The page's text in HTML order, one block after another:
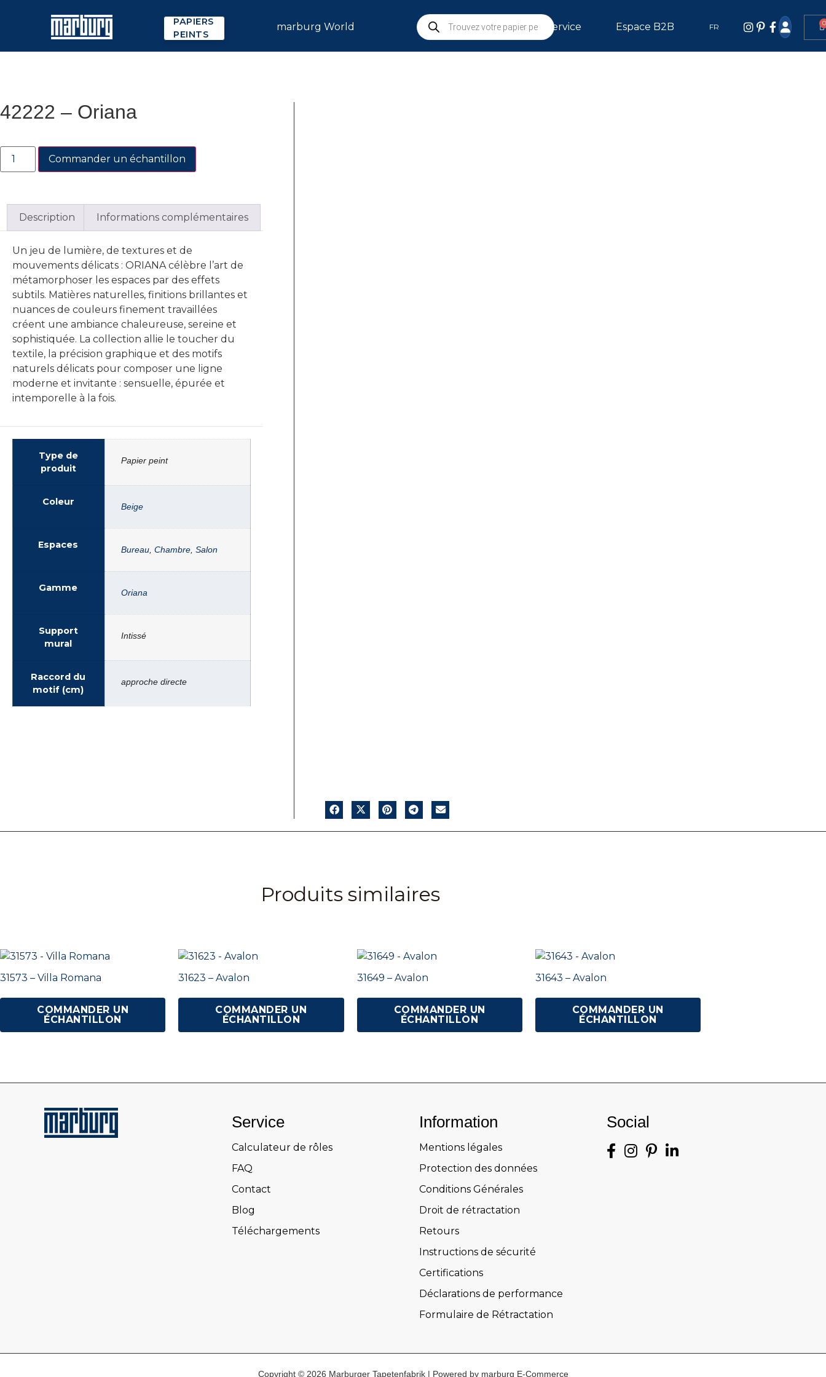
PAPIERS
PEINTS
marburg World Service Espace B2B FR 0
42222 – Oriana
Commander un échantillon
Description Informations complémentaires
Un jeu de lumière, de textures et de
mouvements délicats : ORIANA célèbre l’art de
métamorphoser les espaces par des effets
subtils. Matières naturelles, finitions brillantes et
nuances de couleurs finement travaillées
créent une ambiance chaleureuse, sereine et
sophistiquée. La collection allie le toucher du
textile, la précision graphique et des motifs
naturels délicats pour composer une ligne
moderne et invitante : sensuelle, épurée et
intemporelle à la fois.
Type de
produit
Papier peint
Coleur Beige
Espaces Bureau Chambre Salon
Gamme Oriana
Support
mural
Intissé
Raccord du
motif (cm)
approche directe
Produits similaires
31573 – Villa Romana
COMMANDER UN
ÉCHANTILLON
31623 – Avalon
COMMANDER UN
ÉCHANTILLON
31649 – Avalon
COMMANDER UN
ÉCHANTILLON
31643 – Avalon
COMMANDER UN
ÉCHANTILLON
Service
Calculateur de rôles
FAQ
Contact
Blog
Téléchargements
Information
Mentions légales
Protection des données
Conditions Générales
Droit de rétractation
Retours
Instructions de sécurité
Certifications
Déclarations de performance
Formulaire de Rétractation
Social
Copyright © 2026 Marburger Tapetenfabrik | Powered by marburg E-Commerce